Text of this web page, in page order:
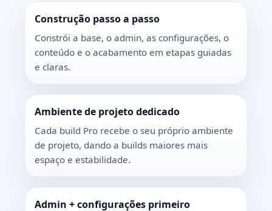
Construção passo a passo
Constrói a base, o admin, as configurações, o
conteúdo e o acabamento em etapas guiadas
e claras.
Ambiente de projeto dedicado
Cada build Pro recebe o seu próprio ambiente
de projeto, dando a builds maiores mais
espaço e estabilidade.
Admin + configurações primeiro